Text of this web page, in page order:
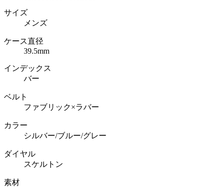
サイズ
メンズ
ケース直径
39.5mm
インデックス
バー
ベルト
ファブリック×ラバー
カラー
シルバー/ブルー/グレー
ダイヤル
スケルトン
素材